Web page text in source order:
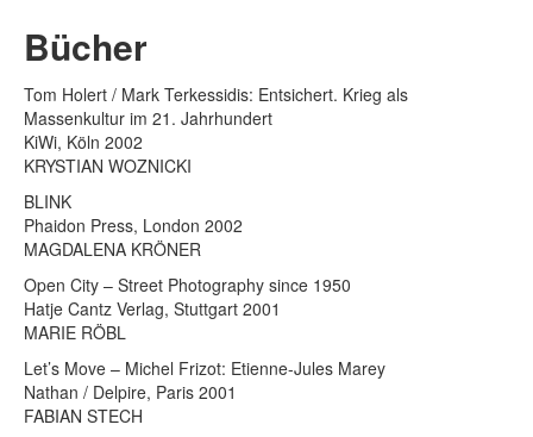
Bücher
Tom Holert / Mark Terkessidis: Entsichert. Krieg als
Massenkultur im 21. Jahrhundert
KiWi, Köln 2002
KRYSTIAN WOZNICKI
BLINK
Phaidon Press, London 2002
MAGDALENA KRÖNER
Open City – Street Photography since 1950
Hatje Cantz Verlag, Stuttgart 2001
MARIE RÖBL
Let’s Move – Michel Frizot: Etienne-Jules Marey
Nathan / Delpire, Paris 2001
FABIAN STECH